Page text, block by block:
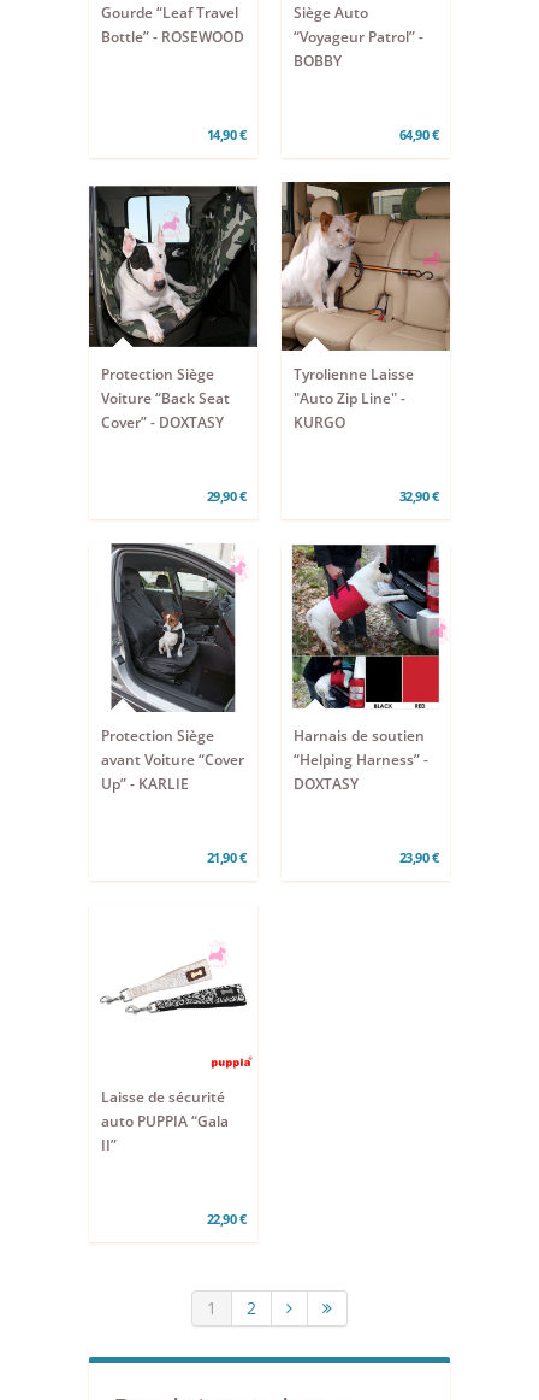
Gourde “Leaf Travel
Bottle” - ROSEWOOD
14,90 €
Siège Auto
“Voyageur Patrol” -
BOBBY
64,90 €
Protection Siège
Voiture “Back Seat
Cover” - DOXTASY
29,90 €
Tyrolienne Laisse
"Auto Zip Line" -
KURGO
32,90 €
Protection Siège
avant Voiture “Cover
Up” - KARLIE
21,90 €
Harnais de soutien
“Helping Harness” -
DOXTASY
23,90 €
Laisse de sécurité
auto PUPPIA “Gala
II”
22,90 €
1 2